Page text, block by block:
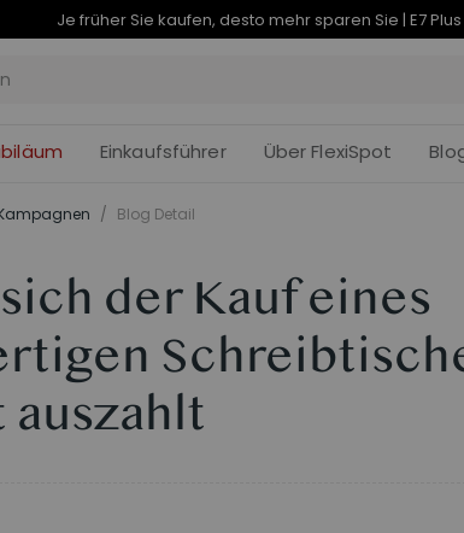
Einkaufsführer Über FlexiSpot
/ Blog Detail
der Kauf eines